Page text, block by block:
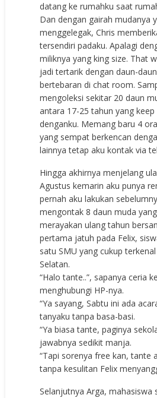
datang ke rumahku saat
Dan dengan gairah mudanya
menggelegak, Chris
tersendiri padaku. Apalagi
miliknya yang king size. That
jadi tertarik dengan daun-
bertebaran di chat room.
mengoleksi sekitar 20 daun
antara 17-25 tahun yang
denganku. Memang baru 4
yang sempat berkencan
lainnya tetap aku kontak via
Hingga akhirnya menjelang
Agustus kemarin aku punya
pernah aku lakukan
mengontak 8 daun muda
merayakan ulang tahun
pertama jatuh pada Felix,
satu SMU yang cukup
Selatan.
“Halo tante..”, sapanya ceria
menghubungi HP-nya.
“Ya sayang, Sabtu ini ada
tanyaku tanpa basa-basi.
“Ya biasa tante, paginya
jawabnya sedikit manja.
“Tapi sorenya free kan, tante
tanpa kesulitan Felix
Selanjutnya Arga, mahasiswa